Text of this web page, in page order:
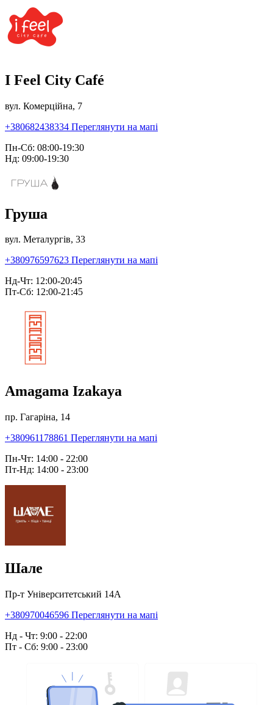
I Feel City Café
вул. Комерційна, 7
+380682438334 Переглянути на мапі
Пн-Сб: 08:00-19:30
Нд: 09:00-19:30
Груша
вул. Металургів, 33
+380976597623 Переглянути на мапі
Нд-Чт: 12:00-20:45
Пт-Сб: 12:00-21:45
Amagama Izakaya
пр. Гагаріна, 14
+380961178861 Переглянути на мапі
Пн-Чт: 14:00 - 22:00
Пт-Нд: 14:00 - 23:00
Шале
Пр-т Університетський 14А
+380970046596 Переглянути на мапі
Нд - Чт: 9:00 - 22:00
Пт - Сб: 9:00 - 23:00